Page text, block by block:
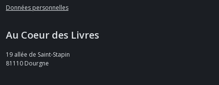
Données personnelles
Au Coeur des Livres
19 allée de Saint-Stapin
81110 Dourgne